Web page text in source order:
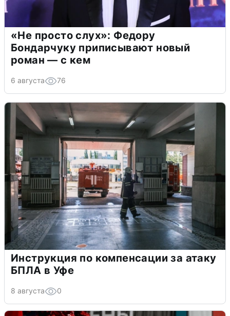
«Не просто слух»: Федору
Бондарчуку приписывают новый
роман — с кем
6 августа 76
Инструкция по компенсации за атаку
БПЛА в Уфе
8 августа 0